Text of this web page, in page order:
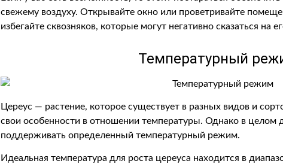
свежему воздуху. Открывайте окно или проветривайте
избегайте сквозняков, которые могут негативно сказаться на
Температурный
Цереус — растение, которое существует в разных видов и
свои особенности в отношении температуры. Однако в целом
поддерживать определенный температурный режим.
Идеальная температура для роста цереуса находится в